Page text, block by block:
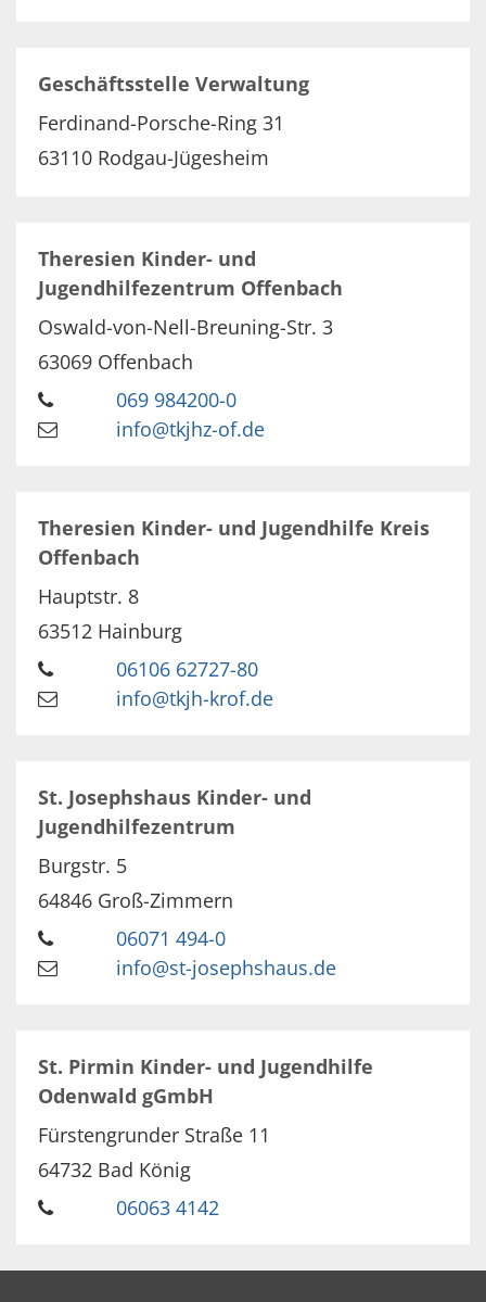
Geschäftsstelle Verwaltung
Ferdinand-Porsche-Ring 31
63110 Rodgau-Jügesheim
Theresien Kinder- und
Jugendhilfezentrum Offenbach
Oswald-von-Nell-Breuning-Str. 3
63069 Offenbach
069 984200-0
info@tkjhz-of.de
Theresien Kinder- und Jugendhilfe Kreis
Offenbach
Hauptstr. 8
63512 Hainburg
06106 62727-80
info@tkjh-krof.de
St. Josephshaus Kinder- und
Jugendhilfezentrum
Burgstr. 5
64846 Groß-Zimmern
06071 494-0
info@st-josephshaus.de
St. Pirmin Kinder- und Jugendhilfe
Odenwald gGmbH
Fürstengrunder Straße 11
64732 Bad König
06063 4142